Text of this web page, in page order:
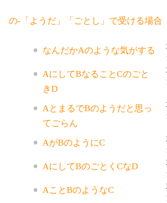
の-「ようだ」「ごとし」で受ける場合
なんだかAのような気がする
AにしてBなることCのごと
きD
AとまるでBのようだと思っ
てごらん
AがBのようにC
AにしてBのごとくCなD
AことBのようなC